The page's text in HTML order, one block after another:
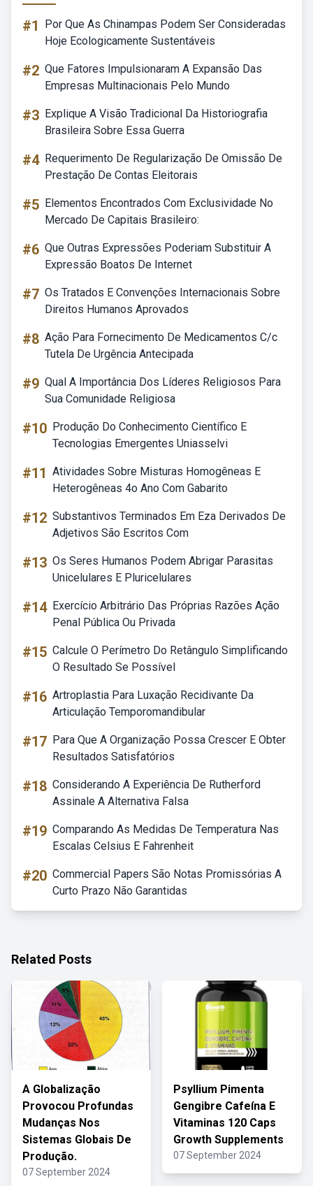
#1
Por Que As Chinampas Podem Ser Consideradas
Hoje Ecologicamente Sustentáveis
#2 Que Fatores Impulsionaram A Expansão Das
Empresas Multinacionais Pelo Mundo
#3 Explique A Visão Tradicional Da Historiografia
Brasileira Sobre Essa Guerra
#4 Requerimento De Regularização De Omissão De
Prestação De Contas Eleitorais
#5 Elementos Encontrados Com Exclusividade No
Mercado De Capitais Brasileiro:
#6 Que Outras Expressões Poderiam Substituir A
Expressão Boatos De Internet
#7 Os Tratados E Convenções Internacionais Sobre
Direitos Humanos Aprovados
#8 Ação Para Fornecimento De Medicamentos C/c
Tutela De Urgência Antecipada
#9 Qual A Importância Dos Líderes Religiosos Para
Sua Comunidade Religiosa
#10 Produção Do Conhecimento Científico E
Tecnologias Emergentes Uniasselvi
#11 Atividades Sobre Misturas Homogêneas E
Heterogêneas 4o Ano Com Gabarito
#12 Substantivos Terminados Em Eza Derivados De
Adjetivos São Escritos Com
#13 Os Seres Humanos Podem Abrigar Parasitas
Unicelulares E Pluricelulares
#14 Exercício Arbitrário Das Próprias Razões Ação
Penal Pública Ou Privada
#15 Calcule O Perímetro Do Retângulo Simplificando
O Resultado Se Possível
#16 Artroplastia Para Luxação Recidivante Da
Articulação Temporomandibular
#17 Para Que A Organização Possa Crescer E Obter
Resultados Satisfatórios
#18 Considerando A Experiência De Rutherford
Assinale A Alternativa Falsa
#19 Comparando As Medidas De Temperatura Nas
Escalas Celsius E Fahrenheit
#20 Commercial Papers São Notas Promissórias A
Curto Prazo Não Garantidas
Related Posts
A Globalização
Provocou Profundas
Mudanças Nos
Sistemas Globais De
Produção.
07 September 2024
Psyllium Pimenta
Gengibre Cafeína E
Vitaminas 120 Caps
Growth Supplements
07 September 2024